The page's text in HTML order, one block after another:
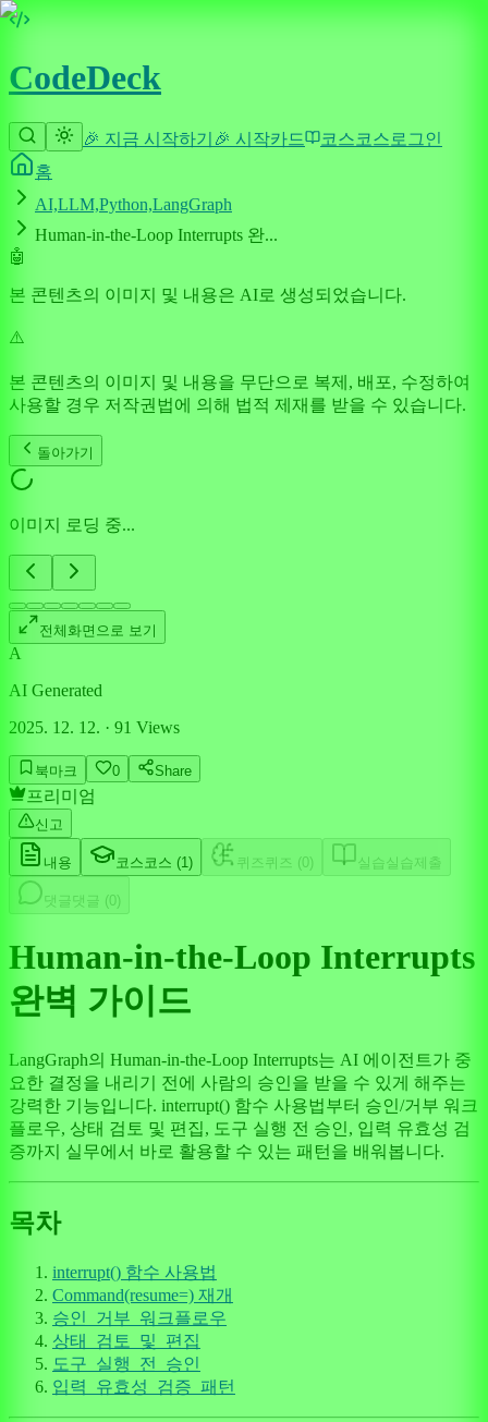
CodeDeck
🎉 지금 시작하기 🎉 시작카드 코스코스 로그인
홈
AI,LLM,Python,LangGraph
Human-in-the-Loop Interrupts 완...
🤖
본 콘텐츠의 이미지 및 내용은 AI로 생성되었습니다.
⚠️
본 콘텐츠의 이미지 및 내용을 무단으로 복제, 배포, 수정하여
사용할 경우 저작권법에 의해 법적 제재를 받을 수 있습니다.
돌아가기
이미지 로딩 중...
전체화면으로 보기
A
AI Generated
2025. 12. 12. · 91 Views
북마크 0 Share
프리미엄
신고
내용 코스 코스 (1 ) 퀴즈 퀴즈 (0 ) 실습실습제출
댓글 댓글 (0 )
Human-in-the-Loop Interrupts
완벽 가이드
LangGraph의 Human-in-the-Loop Interrupts는 AI 에이전트가 중
요한 결정을 내리기 전에 사람의 승인을 받을 수 있게 해주는
강력한 기능입니다. interrupt() 함수 사용법부터 승인/거부 워크
플로우, 상태 검토 및 편집, 도구 실행 전 승인, 입력 유효성 검
증까지 실무에서 바로 활용할 수 있는 패턴을 배워봅니다.
목차
interrupt() 함수 사용법
Command(resume=) 재개
승인_거부_워크플로우
상태_검토_및_편집
도구_실행_전_승인
입력_유효성_검증_패턴